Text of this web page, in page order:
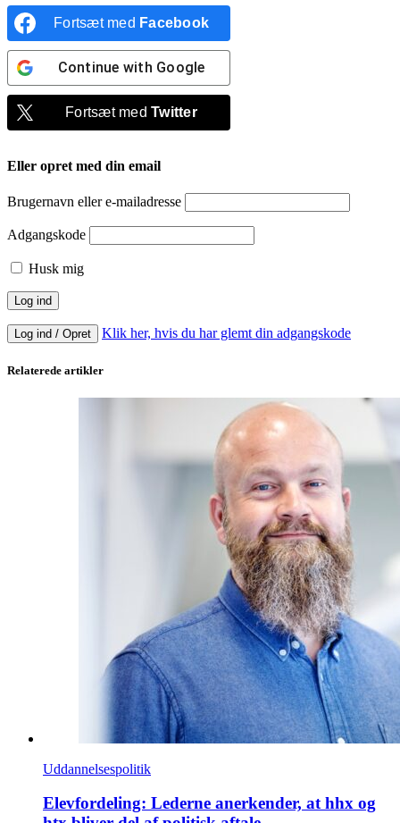
Fortsæt med Facebook
Continue with Google
Fortsæt medTwitter
Eller opret med din email
Brugernavn eller e-mailadresse
Adgangskode
Husk mig
Log ind / Opret Klik her, hvis du har glemt din adgangskode
Relaterede artikler
Uddannelsespolitik
Elevfordeling: Lederne anerkender, at hhx og